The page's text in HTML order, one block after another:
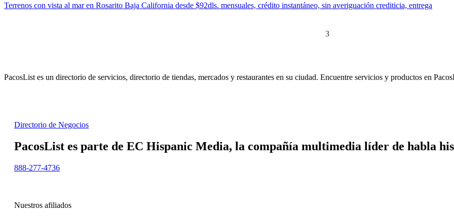
Terrenos con vista al mar en Rosarito Baja California desde $92dls. mensuales, crédito instantáneo, sin averiguación crediticia, entrega
3
PacosList es un directorio de servicios, directorio de tiendas, mercados y restaurantes en su ciudad. Encuentre servicios y productos en
Directorio de Negocios
PacosList es parte de EC Hispanic Media, la compañía multimedia líder de habla
888-277-4736
Nuestros afiliados